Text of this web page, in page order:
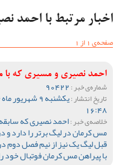
اخبار مرتبط با احمد
صفحه‌ی 1 از 1
احمد نصیری و مسیری که با
شماره‌ی خبر :
تاریخ انتشار :
16:48
خلاصه‌ی خبر :احمد نصیری که
مس کرمان در لیگ برتر را دارد و
قبل لیگ یک نیز از نیم فصل دوم
با پیراهن مس کرمان فوتبال خود